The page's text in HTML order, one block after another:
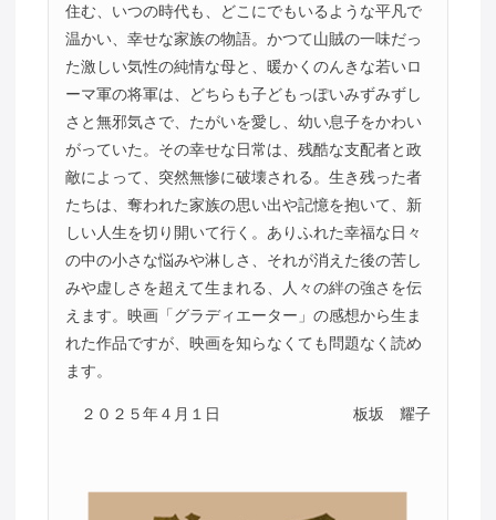
住む、いつの時代も、どこにでもいるような平凡で
温かい、幸せな家族の物語。かつて山賊の一味だっ
た激しい気性の純情な母と、暖かくのんきな若いロ
ーマ軍の将軍は、どちらも子どもっぽいみずみずし
さと無邪気さで、たがいを愛し、幼い息子をかわい
がっていた。その幸せな日常は、残酷な支配者と政
敵によって、突然無惨に破壊される。生き残った者
たちは、奪われた家族の思い出や記憶を抱いて、新
しい人生を切り開いて行く。ありふれた幸福な日々
の中の小さな悩みや淋しさ、それが消えた後の苦し
みや虚しさを超えて生まれる、人々の絆の強さを伝
えます。映画「グラディエーター」の感想から生ま
れた作品ですが、映画を知らなくても問題なく読め
ます。
２０２５年４月１日 板坂 耀子